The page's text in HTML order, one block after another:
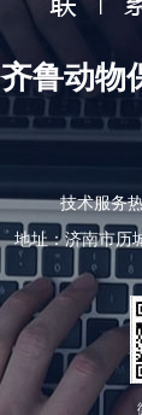
齐鲁动物
技术服务
地址：济南市历